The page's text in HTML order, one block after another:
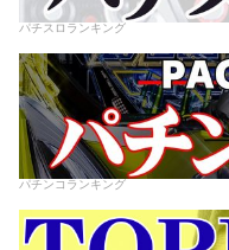
パチスロランキング
パチンコランキング